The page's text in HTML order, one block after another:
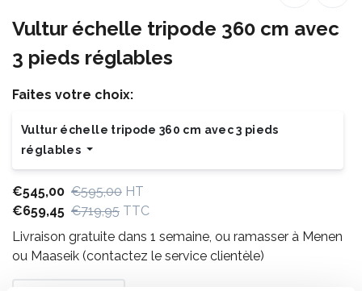
Vultur échelle tripode 360 cm avec
3 pieds réglables
Faites votre choix:
Vultur échelle tripode 360 cm avec 3 pieds
réglables
€545,00 €595,00 HT
€659,45 €719,95 TTC
Livraison gratuite dans 1 semaine, ou ramasser à Menen
ou Maaseik (contactez le service clientèle)